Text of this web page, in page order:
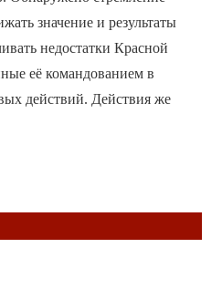
значение и результаты
недостатки Красной
её командованием в
действий. Действия же